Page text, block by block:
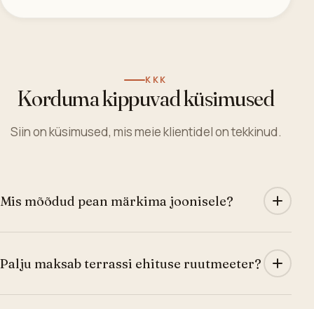
KKK
Korduma kippuvad küsimused
Siin on küsimused, mis meie klientidel on tekkinud.
Mis mõõdud pean märkima joonisele?
ning see, kui palju on ruumi maapinnast kuni kõrguseni,
meetrites või sentimeetrites – peaasi, et need oleksid
Palju maksab terrassi ehituse ruutmeeter?